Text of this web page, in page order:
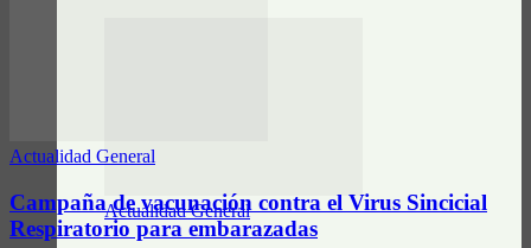
Actualidad General
Actualidad General
Campaña de vacunación contra el Virus Sincicial
Respiratorio para embarazadas